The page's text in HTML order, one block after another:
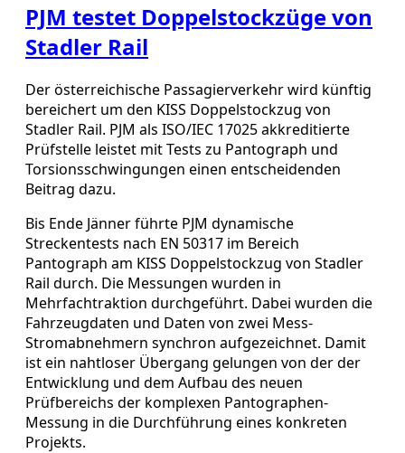
PJM testet Doppelstockzüge von
Stadler Rail
Der österreichische Passagierverkehr wird künftig
bereichert um den KISS Doppelstockzug von
Stadler Rail. PJM als ISO/IEC 17025 akkreditierte
Prüfstelle leistet mit Tests zu Pantograph und
Torsionsschwingungen einen entscheidenden
Beitrag dazu.
Bis Ende Jänner führte PJM dynamische
Streckentests nach EN 50317 im Bereich
Pantograph am KISS Doppelstockzug von Stadler
Rail durch. Die Messungen wurden in
Mehrfachtraktion durchgeführt. Dabei wurden die
Fahrzeugdaten und Daten von zwei Mess-
Stromabnehmern synchron aufgezeichnet. Damit
ist ein nahtloser Übergang gelungen von der der
Entwicklung und dem Aufbau des neuen
Prüfbereichs der komplexen Pantographen-
Messung in die Durchführung eines konkreten
Projekts.